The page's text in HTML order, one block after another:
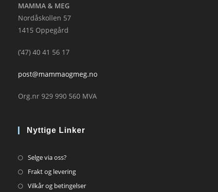
MAMMA & MEG
Nordåskollen 57
1415 Oppegård
(’47) 40 41 56 17
post@mammaogmeg.no
Org.nr 929 990 560 MVA
Nyttige Linker
Selge via oss?Opens
in
Frakt og leveringOpens
in
Vilkår og betingelserOpens